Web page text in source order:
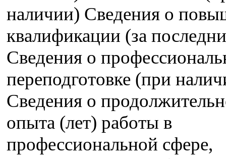
наличии) Сведения о
квалификации (за
Сведения о
переподготовке (при
Сведения о
опыта (лет) работы в
профессиональной сфере,